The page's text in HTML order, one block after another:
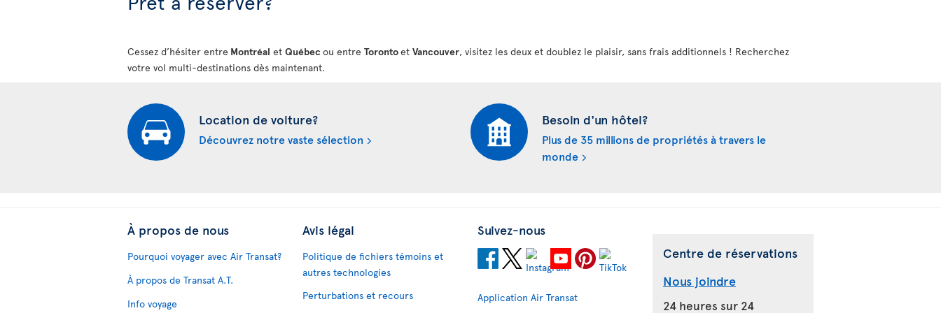
Cessez d’hésiter entre Montréal et Québec ou entre Torontoet Vancouver, visitez les deux et doublez le plaisir, sans frais additionnels ! Recherchez
votre vol multi-destinations dès maintenant.
Location de voiture?
Découvrez notre vaste sélection
Besoin d'un hôtel?
Plus de 35 millions de propriétés à travers le
monde
À propos de nous
Pourquoi voyager avec Air Transat?
À propos de Transat A.T.
Info voyage
Avis légal
Politique de fichiers témoins et
autres technologies
Perturbations et recours
Suivez-nous
Application Air Transat
Centre de réservations
Nous joindre
24 heures sur 24